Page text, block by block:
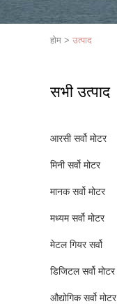
होम > उत्पाद
सभी उत्पाद
आरसी सर्वो मोटर
मिनी सर्वो मोटर
मानक सर्वो मोटर
मध्यम सर्वो मोटर
मेटल गियर सर्वो
डिजिटल सर्वो मोटर
औद्योगिक सर्वो मोटर